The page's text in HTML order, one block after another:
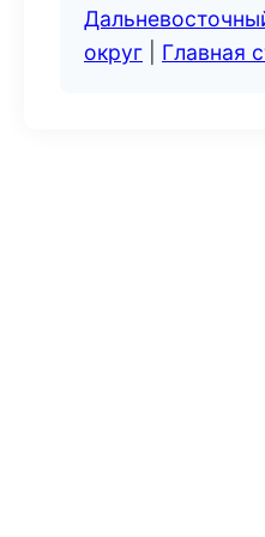
округ
Главная